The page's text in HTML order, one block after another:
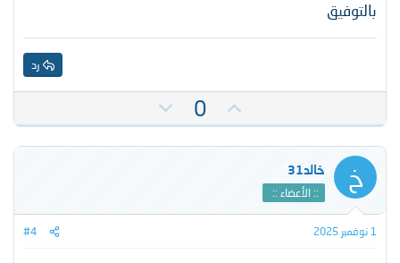
بالتوفيق
رد
أ
ي
0
ص
و
س
ب
خ خالد31
:: الأعضاء ::
1 نوفمبر 2025 #4